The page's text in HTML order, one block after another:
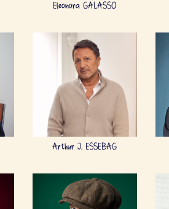
Eleonora GALASSO
Arthur J. ESSEBAG